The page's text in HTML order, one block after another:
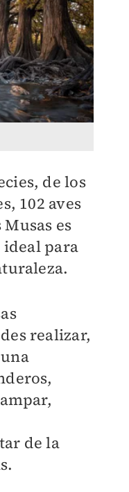
de los
102 aves
es
para
realizar,
de la